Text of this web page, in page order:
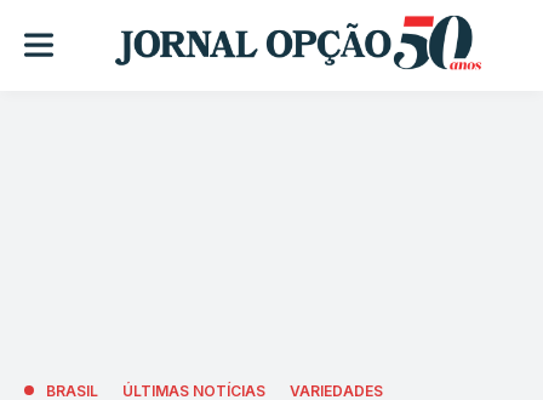
BRASIL ÚLTIMAS NOTÍCIAS VARIEDADES